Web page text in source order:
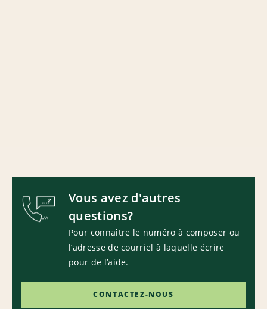
Vous avez d'autres
questions?
Pour connaître le numéro à composer ou
l’adresse de courriel à laquelle écrire
pour de l’aide.
CONTACTEZ-NOUS